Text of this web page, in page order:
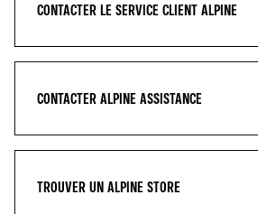
CONTACTER LE SERVICE CLIENT ALPINE
CONTACTER ALPINE ASSISTANCE
TROUVER UN ALPINE STORE